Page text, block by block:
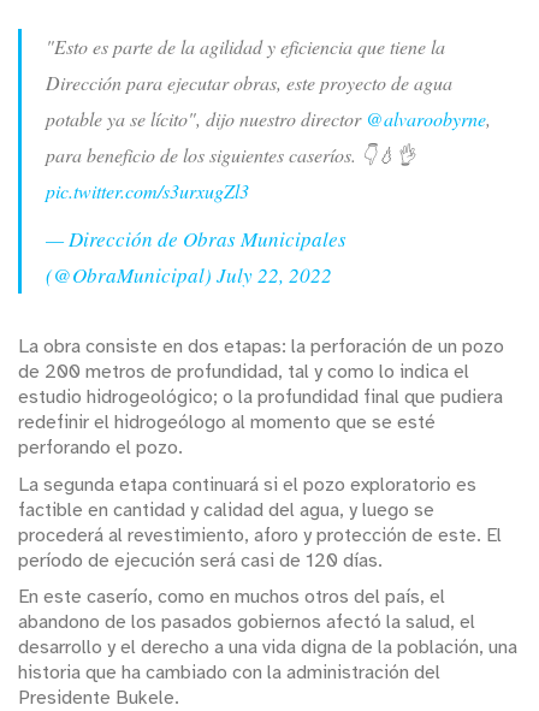
"Esto es parte de la agilidad y eficiencia que tiene la
Dirección para ejecutar obras, este proyecto de agua
potable ya se lícito", dijo nuestro director @alvaroobyrne,
para beneficio de los siguientes caseríos. 👇💧👌
pic.twitter.com/s3urxugZl3
— Dirección de Obras Municipales
(@ObraMunicipal) July 22, 2022
La obra consiste en dos etapas: la perforación de un pozo
de 200 metros de profundidad, tal y como lo indica el
estudio hidrogeológico; o la profundidad final que pudiera
redefinir el hidrogeólogo al momento que se esté
perforando el pozo.
La segunda etapa continuará si el pozo exploratorio es
factible en cantidad y calidad del agua, y luego se
procederá al revestimiento, aforo y protección de este. El
período de ejecución será casi de 120 días.
En este caserío, como en muchos otros del país, el
abandono de los pasados gobiernos afectó la salud, el
desarrollo y el derecho a una vida digna de la población, una
historia que ha cambiado con la administración del
Presidente Bukele.